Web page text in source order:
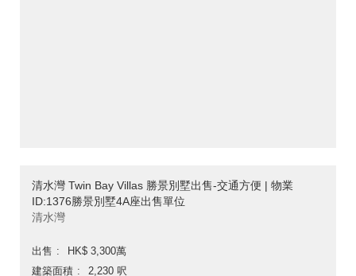
清水灣 Twin Bay Villas 勝景別墅出售-交通方便 | 物業
ID:1376勝景別墅4A座出售單位
清水灣
出售
HK$ 3,300萬
建築面積
2,230 呎